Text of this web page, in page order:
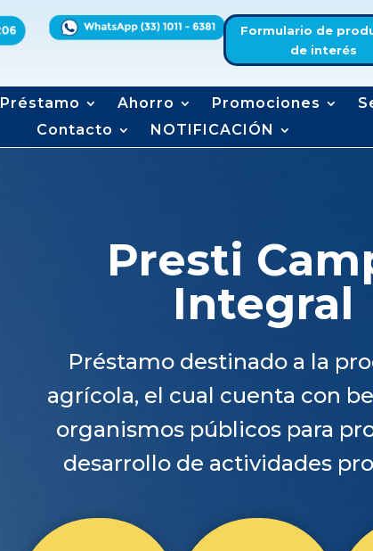
Formulario de
de interés
Préstamo Ahorro Promociones
Contacto
NOTIFICACIÓN
Presti
Integral
Préstamo destinado a la
agrícola, el cual cuenta con
organismos públicos para
desarrollo de actividades